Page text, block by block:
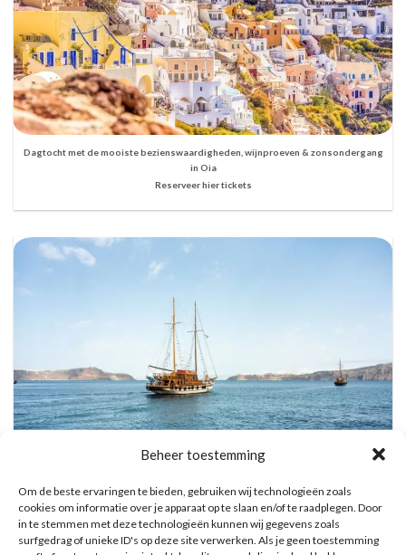
Beheer toestemming
Om de beste ervaringen te bieden, gebruiken wij technologieën zoals
cookies om informatie over je apparaat op te slaan en/of te raadplegen. Door
in te stemmen met deze technologieën kunnen wij gegevens zoals
surfgedrag of unieke ID's op deze site verwerken. Als je geen toestemming
Dagtocht met de mooiste bezienswaardigheden, wijnproeven & zonsondergang
in Oia
Reserveer hier tickets
Vulkanische eilanden cruise met bezoek aan warmwaterbronnen
Reserveer hier tickets